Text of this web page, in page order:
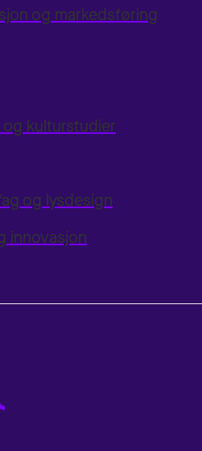
og markedsføring
kulturstudier
og lysdesign
innovasjon